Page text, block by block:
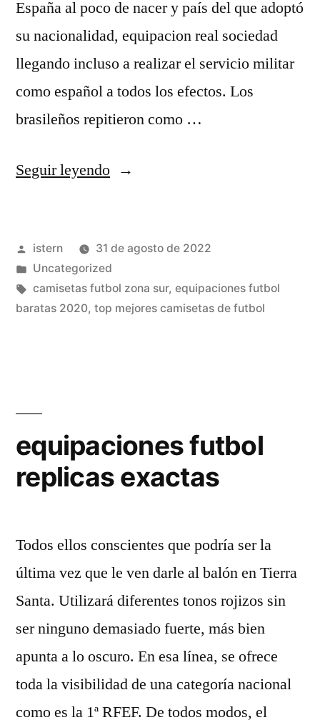
España al poco de nacer y país del que adoptó
su nacionalidad, equipacion real sociedad
llegando incluso a realizar el servicio militar
como español a todos los efectos. Los
brasileños repitieron como …
Seguir leyendo«camisetas
madrid»
Publicado
por
istern
31 de agosto de 2022
Publicado
en
Uncategorized
Etiquetas:
camisetas futbol zona sur, equipaciones futbol
baratas 2020, top mejores camisetas de futbol
equipaciones futbol
replicas exactas
Todos ellos conscientes que podría ser la
última vez que le ven darle al balón en Tierra
Santa. Utilizará diferentes tonos rojizos sin
ser ninguno demasiado fuerte, más bien
apunta a lo oscuro. En esa línea, se ofrece
toda la visibilidad de una categoría nacional
como es la 1ª RFEF. De todos modos, el